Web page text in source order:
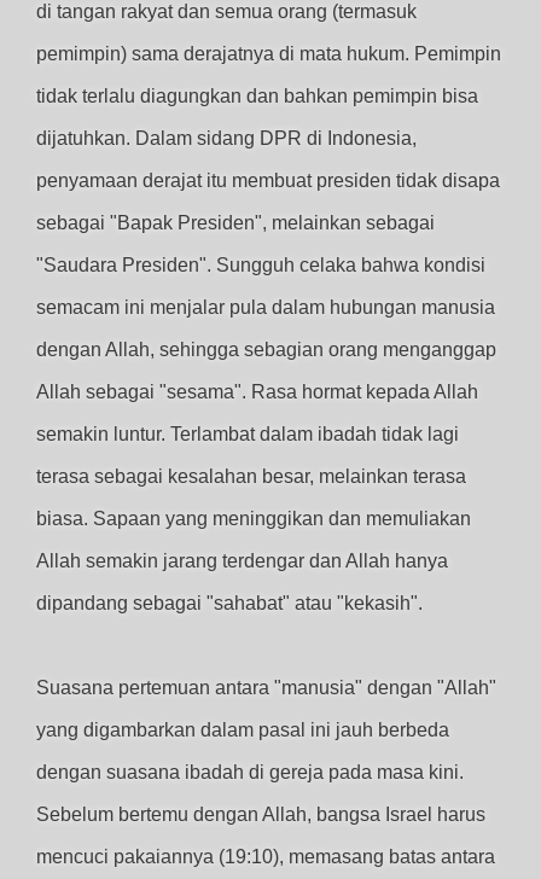
di tangan rakyat dan semua orang (termasuk
pemimpin) sama derajatnya di mata hukum. Pemimpin
tidak terlalu diagungkan dan bahkan pemimpin bisa
dijatuhkan. Dalam sidang DPR di Indonesia,
penyamaan derajat itu membuat presiden tidak disapa
sebagai "Bapak Presiden", melainkan sebagai
"Saudara Presiden". Sungguh celaka bahwa kondisi
semacam ini menjalar pula dalam hubungan manusia
dengan Allah, sehingga sebagian orang menganggap
Allah sebagai "sesama". Rasa hormat kepada Allah
semakin luntur. Terlambat dalam ibadah tidak lagi
terasa sebagai kesalahan besar, melainkan terasa
biasa. Sapaan yang meninggikan dan memuliakan
Allah semakin jarang terdengar dan Allah hanya
dipandang sebagai "sahabat" atau "kekasih".
Suasana pertemuan antara "manusia" dengan "Allah"
yang digambarkan dalam pasal ini jauh berbeda
dengan suasana ibadah di gereja pada masa kini.
Sebelum bertemu dengan Allah, bangsa Israel harus
mencuci pakaiannya (19:10), memasang batas antara